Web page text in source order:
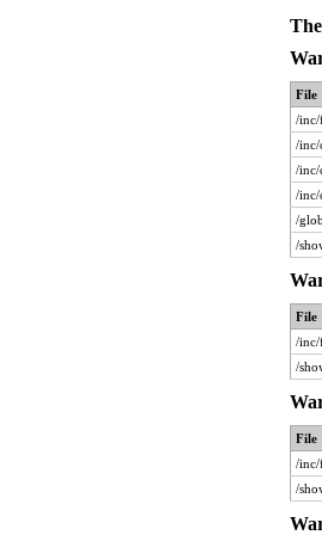
File
/inc/
/inc/
/inc/
/inc/
/
/
File
/inc/
/
File
/inc/
/